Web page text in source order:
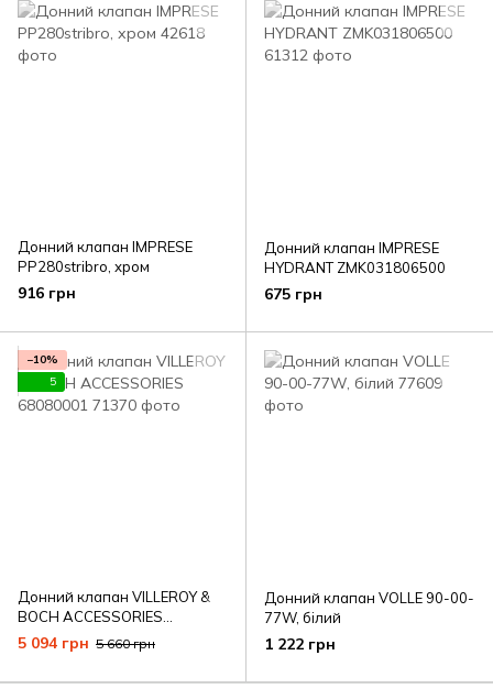
Донний клапан IMPRESE
PP280stribro, хром
916 грн
Донний клапан IMPRESE
HYDRANT ZMK031806500
675 грн
−10%
5
Донний клапан VILLEROY &
BOCH ACCESSORIES
68080001
5 094 грн 5 660 грн
Донний клапан VOLLE 90-00-
77W, білий
1 222 грн